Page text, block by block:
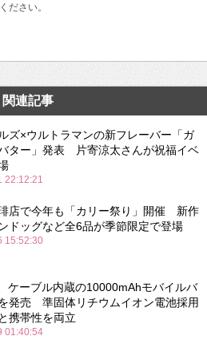
ださい。
関連記事
ズ×ウルトラマンの新フレーバー「ガ
ター」発表 片寄涼太さんが祝福イベ
22:12:21
店で今年も「カリー祭り」開催 新作
ドッグなど全6品が季節限定で登場
15:52:30
ケーブル内蔵の10000mAhモバイルバ
発売 準固体リチウムイオン電池採用
携帯性を両立
01:40:54